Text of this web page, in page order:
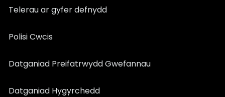
Telerau ar gyfer defnydd
Polisi Cwcis
Datganiad Preifatrwydd Gwefannau
Datganiad Hygyrchedd